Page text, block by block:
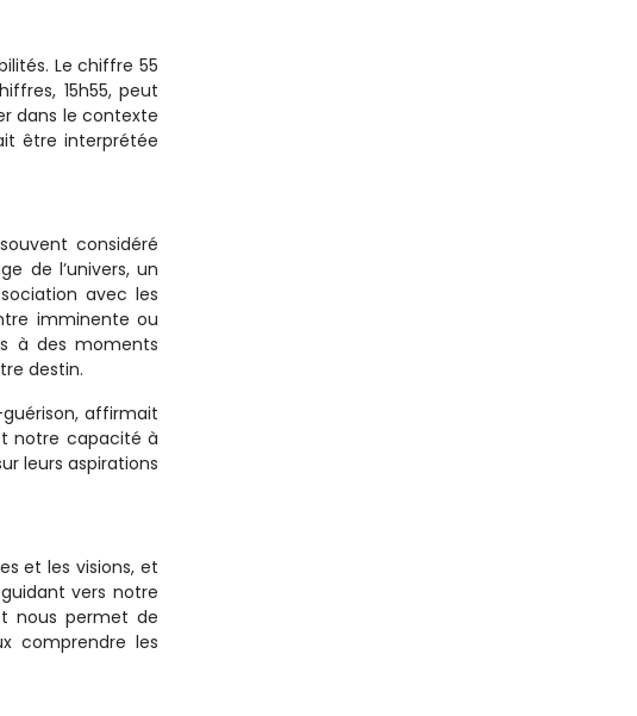
Le chiffre 55
15h55, peut
dans le contexte
être interprétée
considéré
de l’univers, un
avec les
imminente ou
à des moments
destin.
affirmait
notre capacité à
leurs aspirations
et les visions, et
vers notre
nous permet de
comprendre les